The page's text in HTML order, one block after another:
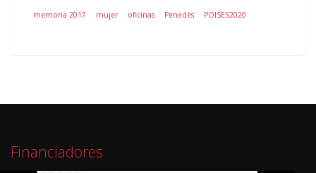
memoria 2017 mujer oficinas Penedès POISES2020
Financiadores